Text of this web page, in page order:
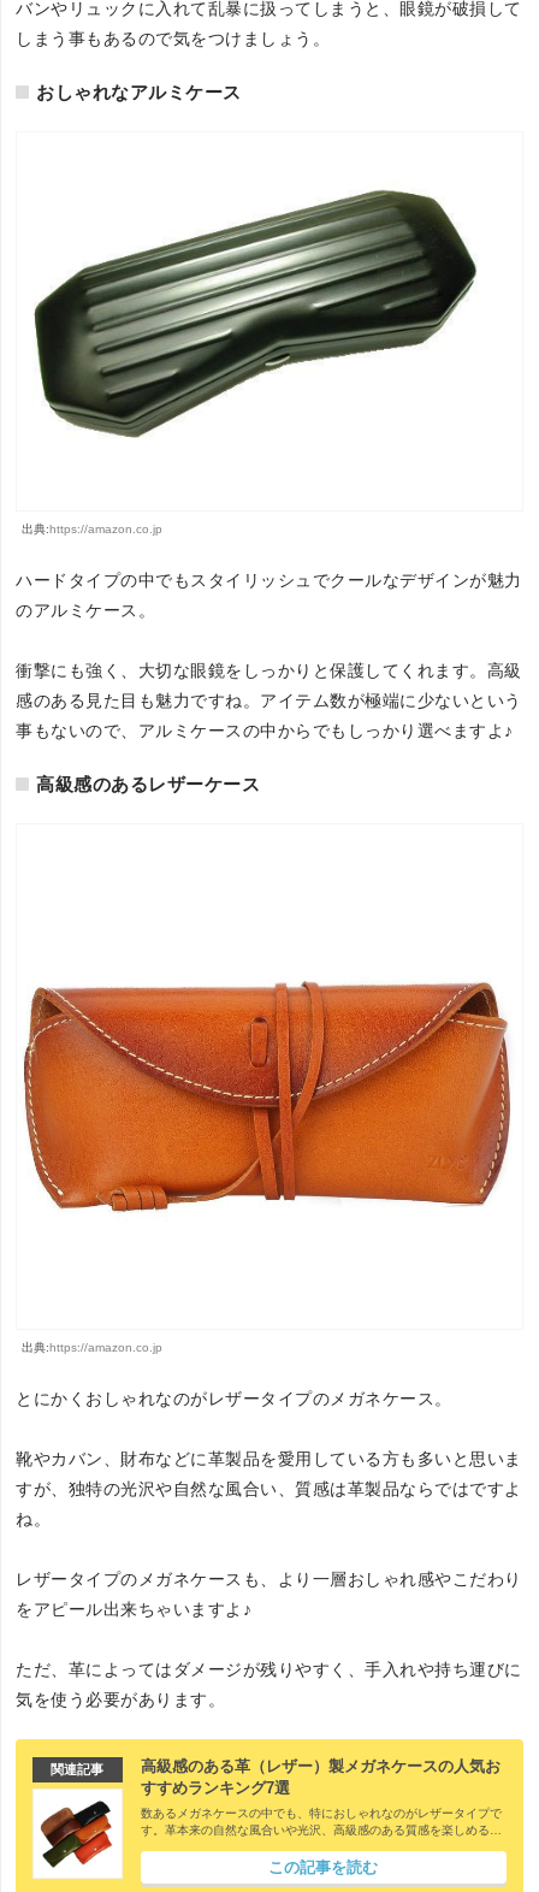
バンやリュックに入れて乱暴に扱ってしまうと、眼鏡が破損して
しまう事もあるので気をつけましょう。
おしゃれなアルミケース
出典:https://amazon.co.jp
ハードタイプの中でもスタイリッシュでクールなデザインが魅力
のアルミケース。
衝撃にも強く、大切な眼鏡をしっかりと保護してくれます。高級
感のある見た目も魅力ですね。アイテム数が極端に少ないという
事もないので、アルミケースの中からでもしっかり選べますよ♪
高級感のあるレザーケース
出典:https://amazon.co.jp
とにかくおしゃれなのがレザータイプのメガネケース。
靴やカバン、財布などに革製品を愛用している方も多いと思いま
すが、独特の光沢や自然な風合い、質感は革製品ならではですよ
ね。
レザータイプのメガネケースも、より一層おしゃれ感やこだわり
をアピール出来ちゃいますよ♪
ただ、革によってはダメージが残りやすく、手入れや持ち運びに
気を使う必要があります。
関連記事
高級感のある革（レザー）製メガネケースの人気お
すすめランキング7選
数あるメガネケースの中でも、特におしゃれなのがレザータイプで
す。革本来の自然な風合いや光沢、高級感のある質感を楽しめる上
い魅力を放つので使い込む楽しさもありますよね。ただ様々なブラ
ンドからスリムなものや高級なものなどが販売されていて、どれが
この記事を読む